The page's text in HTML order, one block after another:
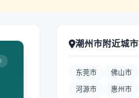
潮州市附近城市
东莞市 佛山市
河源市 惠州市